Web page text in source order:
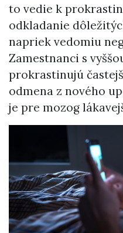
to vedie k
odkladanie
napriek vedomiu
Zamestnanci s
prokrastinujú
odmena z nového
je pre mozog